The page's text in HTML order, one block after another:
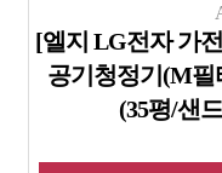
[엘지 LG전자 가
공기청정기(M필
(35평/샌